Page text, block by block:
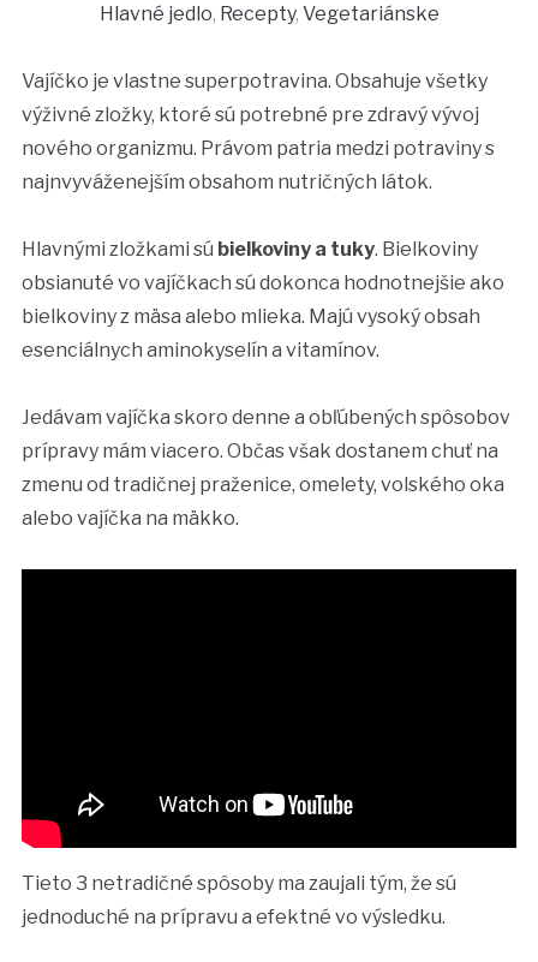
Hlavné jedlo, Recepty, Vegetariánske
Vajíčko je vlastne superpotravina. Obsahuje všetky
výživné zložky, ktoré sú potrebné pre zdravý vývoj
nového organizmu. Právom patria medzi potraviny s
najnvyváženejším obsahom nutričných látok.
Hlavnými zložkami sú bielkoviny a tuky. Bielkoviny
obsianuté vo vajíčkach sú dokonca hodnotnejšie ako
bielkoviny z mäsa alebo mlieka. Majú vysoký obsah
esenciálnych aminokyselín a vitamínov.
Jedávam vajíčka skoro denne a obľúbených spôsobov
prípravy mám viacero. Občas však dostanem chuť na
zmenu od tradičnej praženice, omelety, volského oka
alebo vajíčka na mäkko.
Tieto 3 netradičné spôsoby ma zaujali tým, že sú
jednoduché na prípravu a efektné vo výsledku.